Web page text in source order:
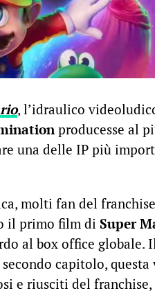
, l’idraulico
producesse al
una delle IP più
molti fan del
il primo film di Super
al box office globale.
capitolo,
e riusciti del franchise,